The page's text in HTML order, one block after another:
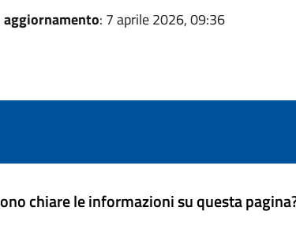
: 7 aprile 2026, 09:36
chiare le informazioni su questa